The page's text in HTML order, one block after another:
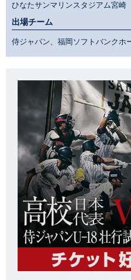
ひなたサンマリンスタジアム宮崎
出場チーム
侍ジャパン、福岡ソフトバンクホ